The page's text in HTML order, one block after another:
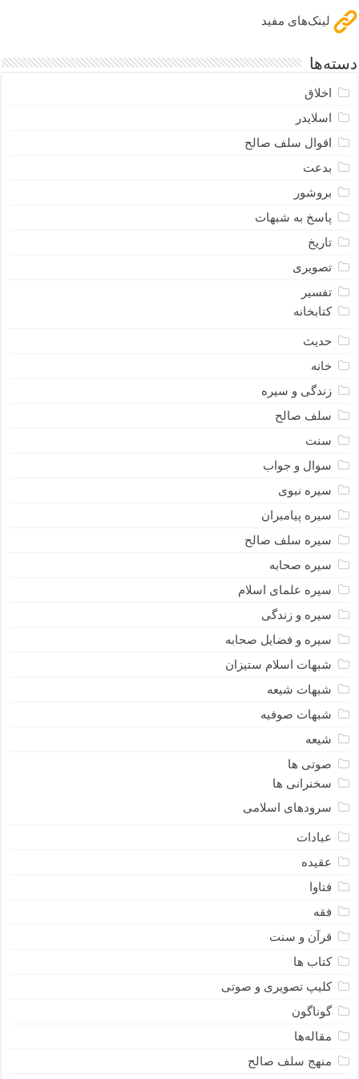
لینک‌های مفید
دسته‌ها
اخلاق
اسلایدر
اقوال سلف صالح
بدعت
بروشور
پاسخ به شبهات
تاریخ
تصویری
تفسیر
کتابخانه
حدیث
خانه
زندگی و سیره
سلف صالح
سنت
سوال و جواب
سیره نبوى
سیره پیامبران
سیره سلف صالح
سیره صحابه
سیره علمای اسلام
سیره و زندگی
سیره و فضایل صحابه
شبهات اسلام ستیزان
شبهات شیعه
شبهات صوفیه
شیعه
صوتی ها
سخنرانی ها
سرودهای اسلامی
عبادات
عقیده
فتاوا
فقه
قرآن و سنت
کتاب ها
کلیپ تصویری و صوتی
گوناگون
مقاله‌ها
منهج سلف صالح